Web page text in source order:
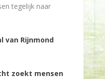
tegelijk naar
van Rijnmond
zoekt mensen